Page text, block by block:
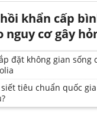
khẩn cấp
nguy cơ gây
đặt không gian sống
siết tiêu chuẩn quốc